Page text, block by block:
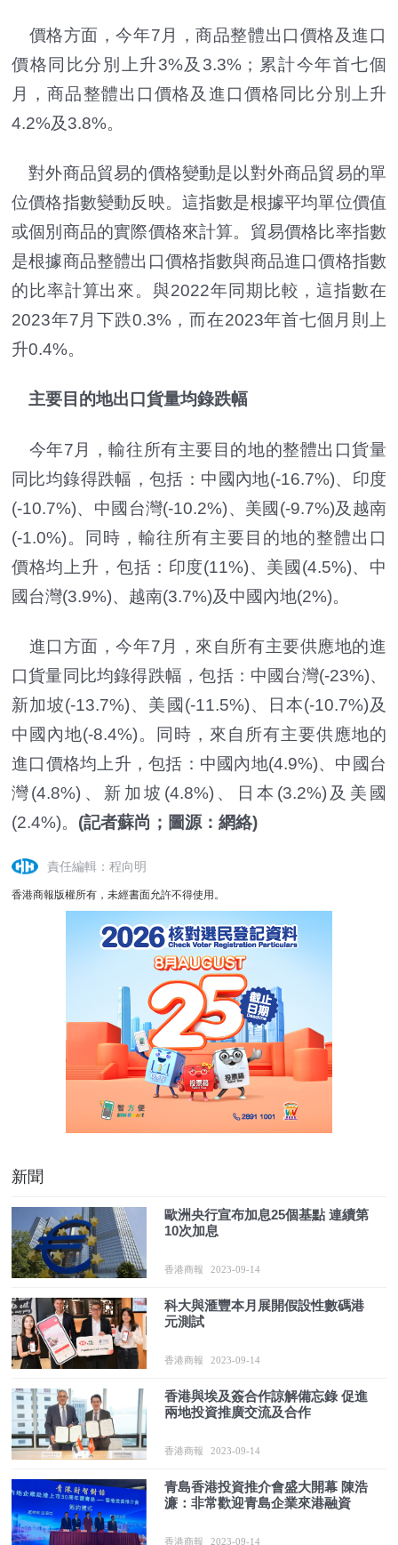
價格方面，今年7月，商品整體出口價格及進口
價格同比分別上升3%及3.3%；累計今年首七個
月，商品整體出口價格及進口價格同比分別上升
4.2%及3.8%。
對外商品貿易的價格變動是以對外商品貿易的單
位價格指數變動反映。這指數是根據平均單位價值
或個別商品的實際價格來計算。貿易價格比率指數
是根據商品整體出口價格指數與商品進口價格指數
的比率計算出來。與2022年同期比較，這指數在
2023年7月下跌0.3%，而在2023年首七個月則上
升0.4%。
主要目的地出口貨量均錄跌幅
今年7月，輸往所有主要目的地的整體出口貨量
同比均錄得跌幅，包括：中國內地(-16.7%)、印度
(-10.7%)、中國台灣(-10.2%)、美國(-9.7%)及越南
(-1.0%)。同時，輸往所有主要目的地的整體出口
價格均上升，包括：印度(11%)、美國(4.5%)、中
國台灣(3.9%)、越南(3.7%)及中國內地(2%)。
進口方面，今年7月，來自所有主要供應地的進
口貨量同比均錄得跌幅，包括：中國台灣(-23%)、
新加坡(-13.7%)、美國(-11.5%)、日本(-10.7%)及
中國內地(-8.4%)。同時，來自所有主要供應地的
進口價格均上升，包括：中國內地(4.9%)、中國台
灣(4.8%)、新加坡(4.8%)、日本(3.2%)及美國
(2.4%)。 (記者蘇尚；圖源：網絡)
責任編輯：程向明
香港商報版權所有，未經書面允許不得使用。
新聞
歐洲央行宣布加息25個基點 連續第
10次加息
香港商報 2023-09-14
科大與滙豐本月展開假設性數碼港
元測試
香港商報 2023-09-14
香港與埃及簽合作諒解備忘錄 促進
兩地投資推廣交流及合作
香港商報 2023-09-14
青島香港投資推介會盛大開幕 陳浩
濂：非常歡迎青島企業來港融資
香港商報 2023-09-14